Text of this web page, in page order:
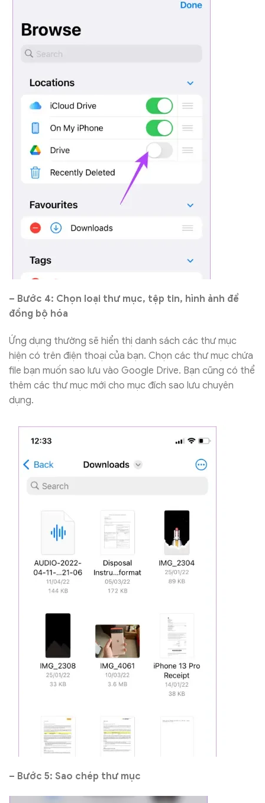
– Bước 4: Chọn loại thư mục, tệp tin, hình ảnh để
đồng bộ hóa
Ứng dụng thường sẽ hiển thị danh sách các thư mục
hiện có trên điện thoại của bạn. Chọn các thư mục chứa
file bạn muốn sao lưu vào Google Drive. Bạn cũng có thể
thêm các thư mục mới cho mục đích sao lưu chuyên
dụng.
– Bước 5: Sao chép thư mục